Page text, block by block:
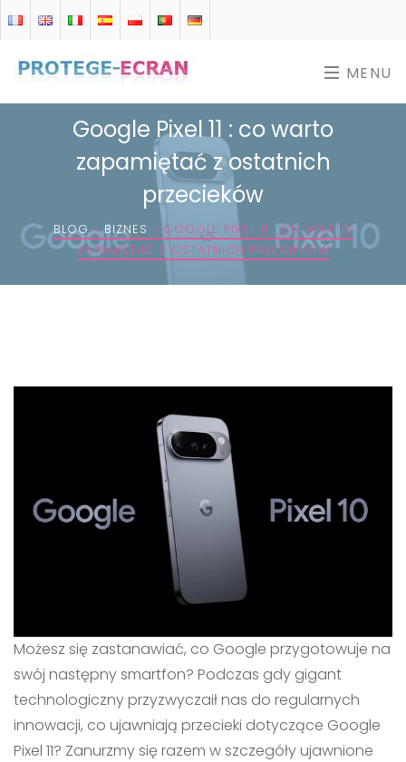
MENU
Google Pixel 11 : co warto
zapamiętać z ostatnich
przecieków
BLOG»BIZNES » GOOGLE PIXEL 11 : CO WARTO
ZAPAMIĘTAĆ Z OSTATNICH PRZECIEKÓW
Możesz się zastanawiać, co Google przygotowuje na
swój następny smartfon? Podczas gdy gigant
technologiczny przyzwyczaił nas do regularnych
innowacji, co ujawniają przecieki dotyczące Google
Pixel 11? Zanurzmy się razem w szczegóły ujawnione